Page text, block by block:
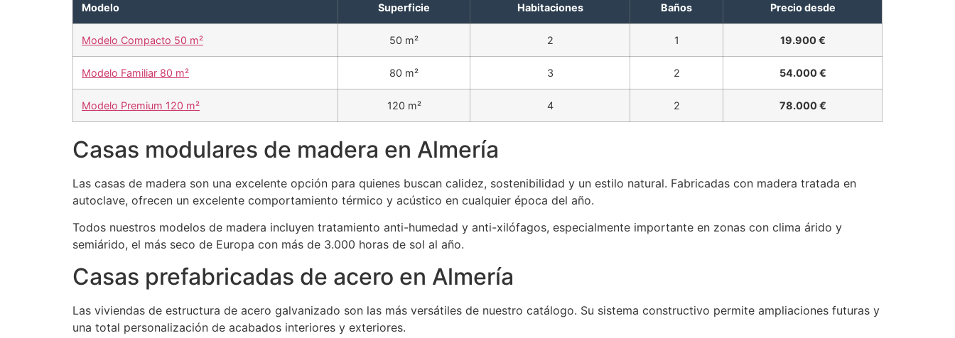
Modelo Superficie Habitaciones Baños Precio desde
Modelo Compacto 50 m² 50 m² 2 1 19.900 €
Modelo Familiar 80 m² 80 m² 3 2 54.000 €
Modelo Premium 120 m² 120 m² 4 2 78.000 €
Casas modulares de madera en Almería
Las casas de madera son una excelente opción para quienes buscan calidez, sostenibilidad y un estilo natural. Fabricadas con madera tratada en
autoclave, ofrecen un excelente comportamiento térmico y acústico en cualquier época del año.
Todos nuestros modelos de madera incluyen tratamiento anti-humedad y anti-xilófagos, especialmente importante en zonas con clima árido y
semiárido, el más seco de Europa con más de 3.000 horas de sol al año.
Casas prefabricadas de acero en Almería
Las viviendas de estructura de acero galvanizado son las más versátiles de nuestro catálogo. Su sistema constructivo permite ampliaciones futuras y
una total personalización de acabados interiores y exteriores.